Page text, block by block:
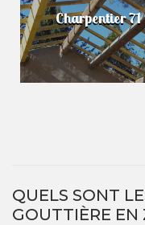
Charpentier 71
QUELS SONT
GOUTTIÈRE EN